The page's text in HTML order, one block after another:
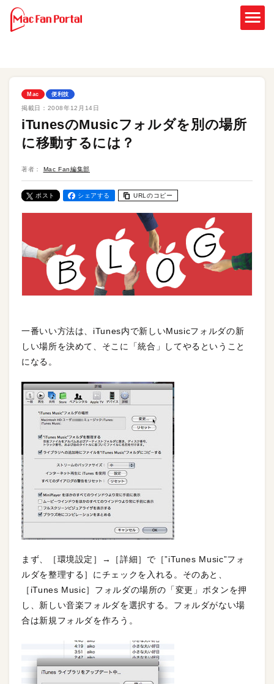
Mac 便利技
掲載日： 2008年12月14日
iTunesのMusicフォルダを別の場所
に移動するには？
著者： Mac Fan編集部
ポスト シェアする URLのコピー
一番いい方法は、iTunes内で新しいMusicフォルダの新
しい場所を決めて、そこに「統合」してやるということ
になる。
まず、［環境設定］→［詳細］で［”iTunes Music”フォ
ルダを整理する］にチェックを入れる。そのあと、
［iTunes Music］フォルダの場所の「変更」ボタンを押
し、新しい音楽フォルダを選択する。フォルダがない場
合は新規フォルダを作ろう。